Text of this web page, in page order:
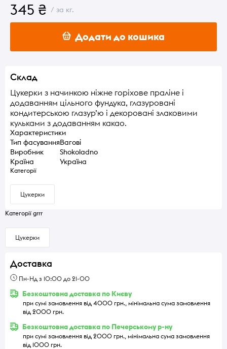
345 ₴ / за кг.
Додати до кошика
Склад
Цукерки з начинкою ніжне горіхове праліне і
додаванням цільного фундука, глазуровані
кондитерською глазур’ю і декоровані злаковими
кульками з додаванням какао.
Характеристики
Тип фасуванняВагові
Виробник
Shokoladno
Країна
Україна
Категорії
Цукерки
Категорії grrr
Цукерки
Доставка
Пн-Нд з 10:00 до 21-00
Безкоштовна доставка по Києву
при сумі замовлення від 4000 грн., мінімальна сума замовлення
від 2000 грн.
Безкоштовна доставка по Печерському р-ну
при сумі замовлення від 2000 грн., мінімальна сума замовлення
від 1000 грн.